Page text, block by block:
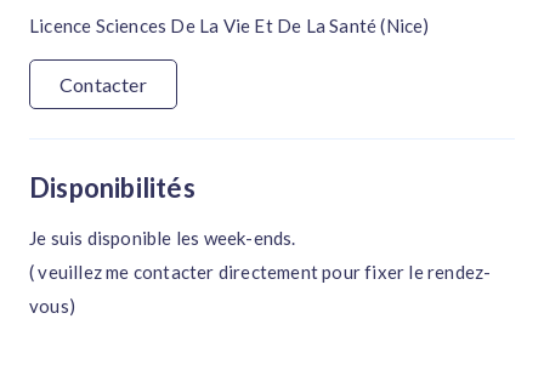
Licence Sciences De La Vie Et De La Santé (Nice)
Contacter
Disponibilités
Je suis disponible les week-ends.
( veuillez me contacter directement pour fixer le rendez-
vous)